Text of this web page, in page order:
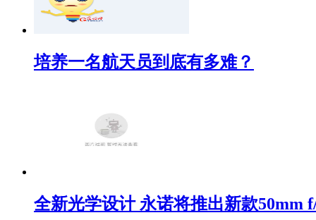
培养一名航天员到底有多难？
全新光学设计 永诺将推出新款50mm